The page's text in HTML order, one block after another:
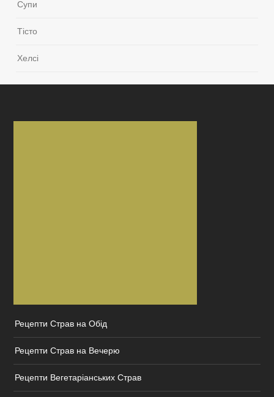
Супи
Тісто
Хелсі
Рецепти Страв на Обід
Рецепти Страв на Вечерю
Рецепти Вегетаріанських Страв